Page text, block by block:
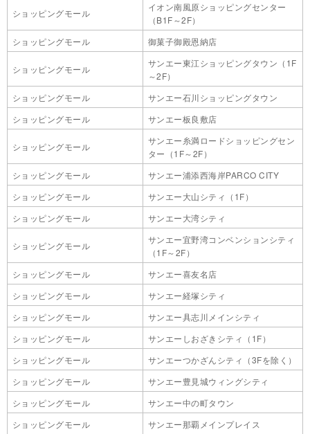
ショッピングモール
イオン南風原ショッピングセンター
（B1F～2F）
ショッピングモール
御菓子御殿恩納店
ショッピングモール
サンエー東江ショッピングタウン（1F
～2F）
ショッピングモール
サンエー石川ショッピングタウン
ショッピングモール
サンエー板良敷店
ショッピングモール
サンエー糸満ロードショッピングセン
ター（1F～2F）
ショッピングモール
サンエー浦添西海岸PARCO CITY
ショッピングモール
サンエー大山シティ（1F）
ショッピングモール
サンエー大湾シティ
ショッピングモール
サンエー宜野湾コンベンションシティ
（1F～2F）
ショッピングモール
サンエー喜友名店
ショッピングモール
サンエー経塚シティ
ショッピングモール
サンエー具志川メインシティ
ショッピングモール
サンエーしおざきシティ（1F）
ショッピングモール
サンエーつかざんシティ（3Fを除く）
ショッピングモール
サンエー豊見城ウィングシティ
ショッピングモール
サンエー中の町タウン
ショッピングモール
サンエー那覇メインプレイス